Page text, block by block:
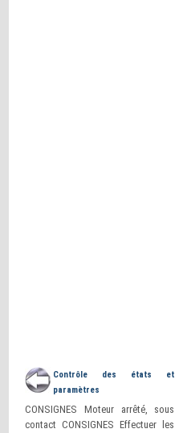
Contrôle des états et
paramètres
CONSIGNES Moteur arrêté, sous
contact CONSIGNES Effectuer les